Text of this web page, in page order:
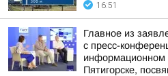
16:51
Главное из
с пресс-
информационном
Пятигорске,